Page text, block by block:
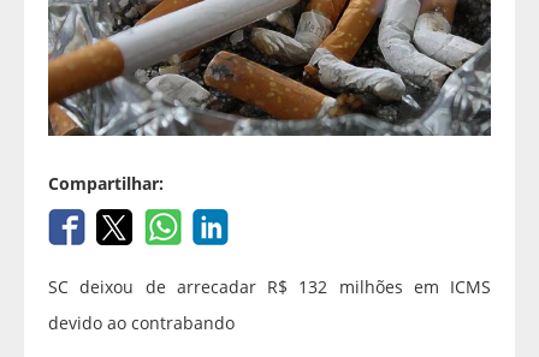
Compartilhar:
SC deixou de arrecadar R$ 132 milhões em ICMS
devido ao contrabando